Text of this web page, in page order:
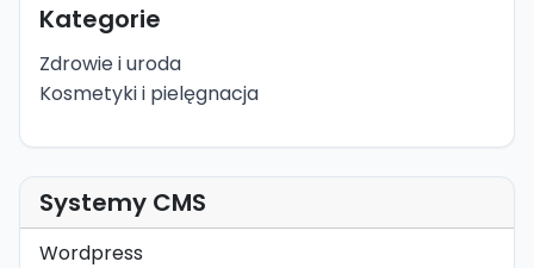
Kategorie
Zdrowie i uroda
Kosmetyki i pielęgnacja
Systemy CMS
Wordpress